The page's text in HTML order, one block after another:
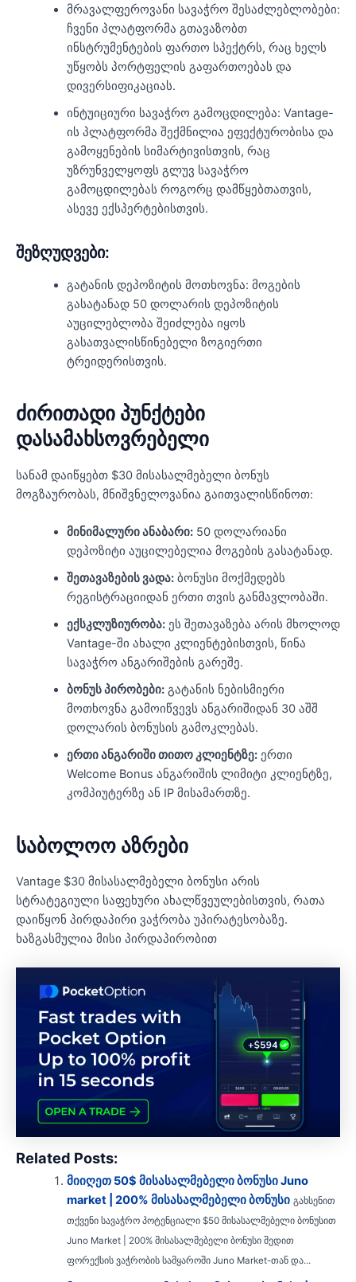
მრავალფეროვანი სავაჭრო შესაძლებლობები:
ჩვენი პლატფორმა გთავაზობთ
ინსტრუმენტების ფართო სპექტრს, რაც ხელს
უწყობს პორტფელის გაფართოებას და
დივერსიფიკაციას.
ინტუიციური სავაჭრო გამოცდილება: Vantage-
ის პლატფორმა შექმნილია ეფექტურობისა და
გამოყენების სიმარტივისთვის, რაც
უზრუნველყოფს გლუვ სავაჭრო
გამოცდილებას როგორც დამწყებთათვის,
ასევე ექსპერტებისთვის.
შეზღუდვები:
გატანის დეპოზიტის მოთხოვნა: მოგების
გასატანად 50 დოლარის დეპოზიტის
აუცილებლობა შეიძლება იყოს
გასათვალისწინებელი ზოგიერთი
ტრეიდერისთვის.
ძირითადი პუნქტები
დასამახსოვრებელი
სანამ დაიწყებთ $30 მისასალმებელი ბონუს
მოგზაურობას, მნიშვნელოვანია გაითვალისწინოთ:
მინიმალური ანაბარი:50 დოლარიანი
დეპოზიტი აუცილებელია მოგების გასატანად.
შეთავაზების ვადა:ბონუსი მოქმედებს
რეგისტრაციიდან ერთი თვის განმავლობაში.
ექსკლუზიურობა:ეს შეთავაზება არის მხოლოდ
Vantage-ში ახალი კლიენტებისთვის, წინა
სავაჭრო ანგარიშების გარეშე.
ბონუს პირობები:გატანის ნებისმიერი
მოთხოვნა გამოიწვევს ანგარიშიდან 30 აშშ
დოლარის ბონუსის გამოკლებას.
ერთი ანგარიში თითო კლიენტზე:ერთი
Welcome Bonus ანგარიშის ლიმიტი კლიენტზე,
კომპიუტერზე ან IP მისამართზე.
საბოლოო აზრები
Vantage $30 მისასალმებელი ბონუსი არის
სტრატეგიული საფეხური ახალწვეულებისთვის, რათა
დაიწყონ პირდაპირი ვაჭრობა უპირატესობაზე.
ხაზგასმულია მისი პირდაპირობით
Related Posts:
მიიღეთ 50$ მისასალმებელი ბონუსი Juno
market | 200% მისასალმებელი ბონუსი გახსენით
თქვენი სავაჭრო პოტენციალი $50 მისასალმებელი ბონუსით
Juno Market | 200% მისასალმებელი ბონუსი შედით
ფორექსის ვაჭრობის სამყაროში Juno Market-თან და...